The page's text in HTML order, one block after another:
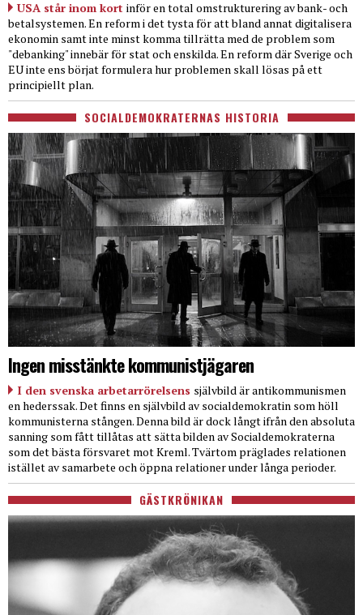
USA står inom kort inför en total omstrukturering av bank- och
betalsystemen. En reform i det tysta för att bland annat digitalisera
ekonomin samt inte minst komma tillrätta med de problem som
"debanking" innebär för stat och enskilda. En reform där Sverige och
EU inte ens börjat formulera hur problemen skall lösas på ett
principiellt plan.
SOCIALDEMOKRATERNAS HISTORIA
Ingen misstänkte kommunistjägaren
I den svenska arbetarrörelsens självbild är antikommunismen
en hederssak. Det finns en självbild av socialdemokratin som höll
kommunisterna stången. Denna bild är dock långt ifrån den absoluta
sanning som fått tillåtas att sätta bilden av Socialdemokraterna
som det bästa försvaret mot Kreml. Tvärtom präglades relationen
istället av samarbete och öppna relationer under långa perioder.
GÄSTKRÖNIKAN